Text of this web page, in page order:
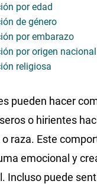
por edad
de género
por embarazo
por origen nacional
religiosa
pueden hacer
o hirientes
o raza. Este
emocional y
Incluso puede